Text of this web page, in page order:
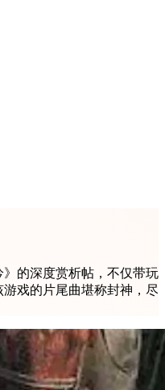
的深度赏析帖，不仅带玩
戏的片尾曲堪称封神，尽